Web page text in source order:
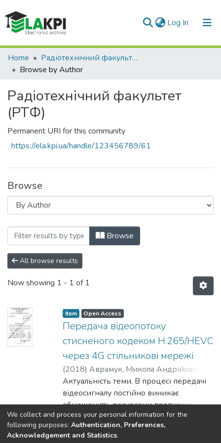
Log In (current)
Communities & Collections
All of DSpace
Home
Радіотехнічний факультет (РТФ)
Browse by Author
Радіотехнічний факультет
(РТФ)
Permanent URI for this community
https://ela.kpi.ua/handle/123456789/61
Browse
Browsing Радіотехнічний факультет
Browse
All browse results
Now showing 1 - 1 of 1
Item Open Access
Передача відеопотоку
стисненого кодеком H.265/HEVC
через 4G стільникові мережі
(2018) Аврамук, Микола Андрійович
Уваров, Борис Михайлович
Актуальність теми. В процесі передачі
відеосигналу постійно виникає
обмеженість ресурсами пропускної
спроможності, актуальним є оптимізація
процесу для кращого прийому
користувачем. Мета дослідження.
Show more
We collect and process your personal information for the
following purposes: Authentication, Preferences,
Acknowledgement and Statistics.